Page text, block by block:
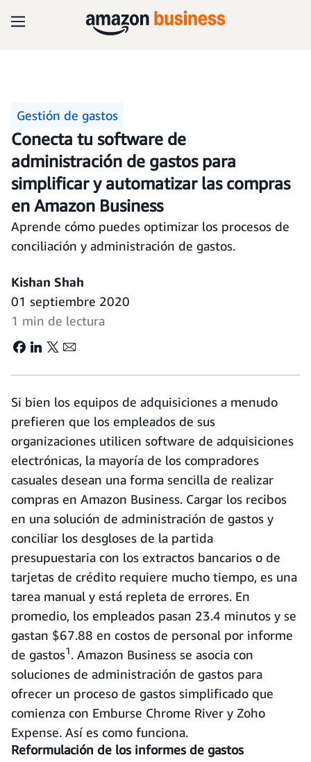
Gestión de gastos
Conecta tu software de
administración de gastos para
simplificar y automatizar las compras
en Amazon Business
Aprende cómo puedes optimizar los procesos de
conciliación y administración de gastos.
Kishan Shah
01 septiembre 2020
1 min de lectura
Si bien los equipos de adquisiciones a menudo
prefieren que los empleados de sus
organizaciones utilicen software de adquisiciones
electrónicas, la mayoría de los compradores
casuales desean una forma sencilla de realizar
compras en Amazon Business. Cargar los recibos
en una solución de administración de gastos y
conciliar los desgloses de la partida
presupuestaria con los extractos bancarios o de
tarjetas de crédito requiere mucho tiempo, es una
tarea manual y está repleta de errores. En
promedio, los empleados pasan 23.4 minutos y se
gastan $67.88 en costos de personal por informe
de gastos1. Amazon Business se asocia con
soluciones de administración de gastos para
ofrecer un proceso de gastos simplificado que
comienza con Emburse Chrome River y Zoho
Expense. Así es como funciona.
Reformulación de los informes de gastos